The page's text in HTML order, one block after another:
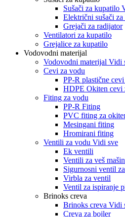
Sušači za kupatilo
Električni sušači
Grejači za radijator
Ventilatori za kupatilo
Grejalice za kupatilo
Vodovodni materijal
Vodovodni materijal Vidi
Cevi za vodu
PP-R plastične
HDPE Okiten cevi
Fiting za vodu
PP-R Fiting
PVC fiting za
Mesingani fiting
Hromirani fiting
Ventili za vodu Vidi sve
Ek ventili
Ventili za veš
Sigurnosni ventil
Virbla za ventil
Ventil za ispiranje
Brinoks creva
Brinoks creva Vidi
Creva za bojler